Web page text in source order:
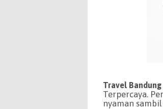
Travel
Terpercaya.
nyaman